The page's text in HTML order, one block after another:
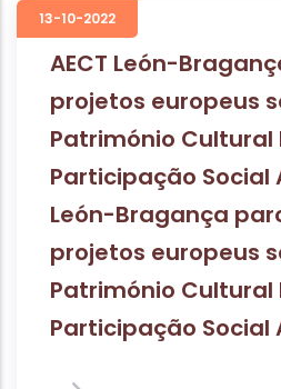
13-10-2022
AECT León-
projetos europeus
Património Cultural
Participação Social
León-Bragança
projetos europeus
Património Cultural
Participação Social